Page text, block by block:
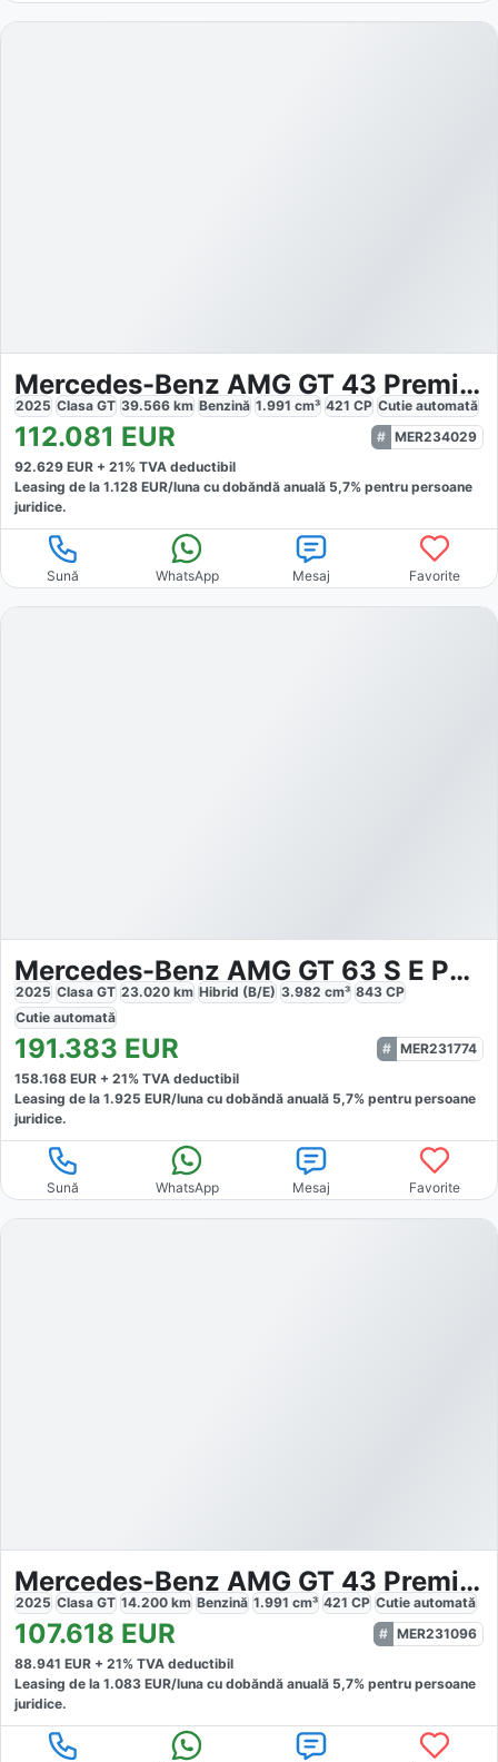
Mercedes-Benz AMG GT 43 Premium Night Burmester HA-Lenkung
2025 Clasa GT 39.566 km Benzină 1.991 cm³ 421 CP Cutie automată
112.081 EUR
MER234029
92.629 EUR + 21% TVA deductibil
Leasing de la 1.128 EUR/luna cu dobăndă anuală 5,7% pentru persoane
juridice.
Sună WhatsApp Mesaj Favorite
Mercedes-Benz AMG GT 63 S E PERF
2025 Clasa GT 23.020 km Hibrid (B/E) 3.982 cm³ 843 CP
Cutie automată
191.383 EUR
MER231774
158.168 EUR + 21% TVA deductibil
Leasing de la 1.925 EUR/luna cu dobăndă anuală 5,7% pentru persoane
juridice.
Sună WhatsApp Mesaj Favorite
Mercedes-Benz AMG GT 43 Premium
2025 Clasa GT 14.200 km Benzină 1.991 cm³ 421 CP Cutie automată
107.618 EUR
MER231096
88.941 EUR + 21% TVA deductibil
Leasing de la 1.083 EUR/luna cu dobăndă anuală 5,7% pentru persoane
juridice.